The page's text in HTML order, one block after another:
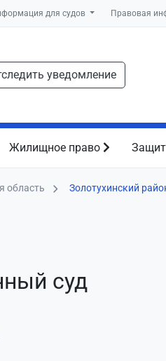
для судов Правовая
уведомление
Жилищное право
область Золотухинский
суд